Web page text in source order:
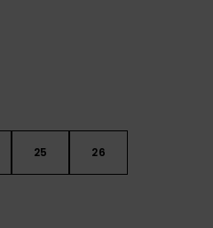
25 26